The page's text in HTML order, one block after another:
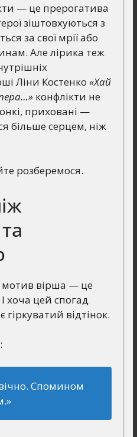
— це прерогатива
зіштовхуються з
за свої мрії або
Але лірика теж
Ліни Костенко «Хай
конфлікти не
приховані —
більше серцем, ніж
розберемося.
вірша — це
хоча цей спогад
гіркуватий відтінок.
Спомином